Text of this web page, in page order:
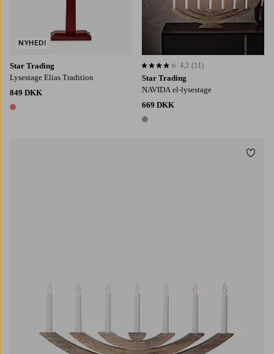
Star Trading
Lysestage Elias Tradition
849 DKK
1 farve
NYHED!
Star Trading
NAVIDA el-lysestage
669 DKK
1 farve
4,2 baseret på 11 bedømmelser
4,2 (11)